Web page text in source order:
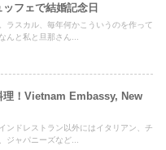
フェで結婚記念日
ラスカル、毎年何かこういうのを作って
んと私と旦那さん...
理！Vietnam Embassy, New
ンドレストラン以外にはイタリアン、チ
ジャパニーズなど...